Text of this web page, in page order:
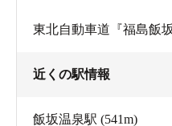
東北自動車道『福島飯
近くの駅情報
飯坂温泉駅 (541m)